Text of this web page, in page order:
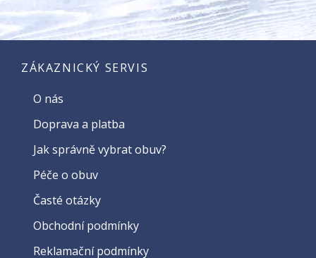
ZÁKAZNICKÝ SERVIS
O nás
Doprava a platba
Jak správně vybrat obuv?
Péče o obuv
Časté otázky
Obchodní podmínky
Reklamační podmínky